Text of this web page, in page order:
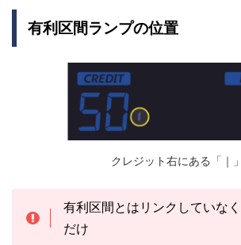
有利区間ランプの位置
クレジット右にある「｜」
有利区間とはリンクしていな
だけ